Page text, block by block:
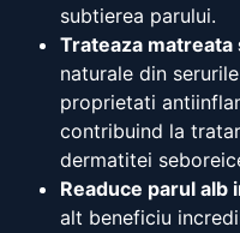
subtierea parului.
Trateaza
naturale din
proprietati
contribuind la
dermatitei
Readuce parul alb
alt beneficiu